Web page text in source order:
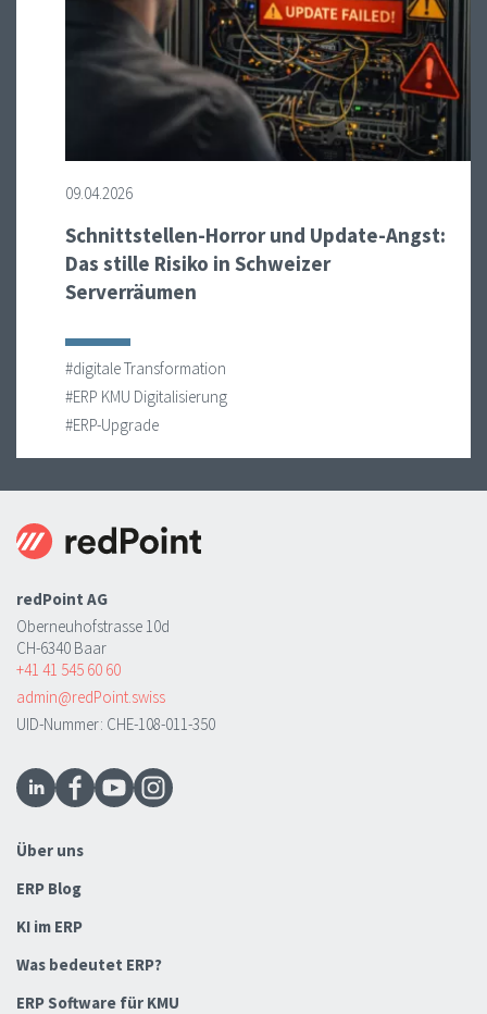
09.04.2026
Schnittstellen-Horror und Update-Angst:
Das stille Risiko in Schweizer
Serverräumen
#digitale Transformation
#ERP KMU Digitalisierung
#ERP-Upgrade
redPoint AG
Oberneuhofstrasse 10d
CH-6340 Baar
+41 41 545 60 60
admin@redPoint.swiss
UID-Nummer: CHE-108-011-350
Über uns
ERP Blog
KI im ERP
Was bedeutet ERP?
ERP Software für KMU